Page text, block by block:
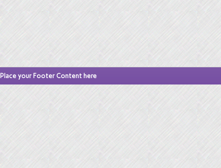
Place your Footer Content here